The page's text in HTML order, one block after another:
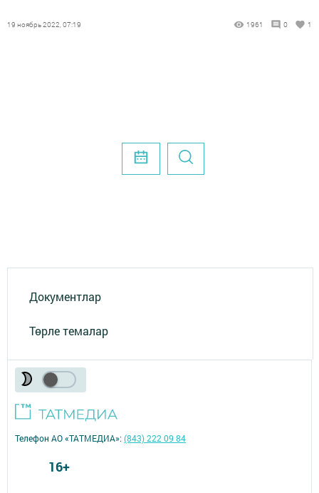
19 ноябрь 2022, 07:19 1961 0 1
Документлар
Төрле темалар
Телефон АО «ТАТМЕДИА»:(843) 222 09 84
16+